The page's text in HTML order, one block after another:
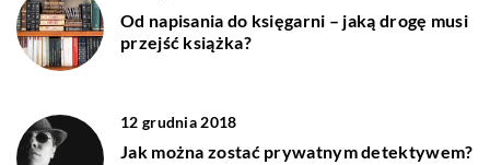
Od napisania do księgarni – jaką drogę musi
przejść książka?
12 grudnia 2018
Jak można zostać prywatnym detektywem?